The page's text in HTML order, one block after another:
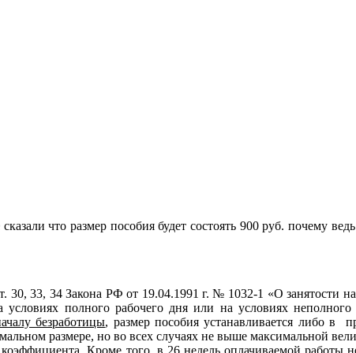
что размер пособия будет состоять 900 руб. почему
30, 33, 34 Закона РФ от 19.04.1991 г. № 1032-1 «О занятости
полного рабочего дня или на условиях
безработицы, размер пособия устанавливается либо в
размере, но во всех случаях не выше максимальной
Кроме того, в 26 недель оплачиваемой работы